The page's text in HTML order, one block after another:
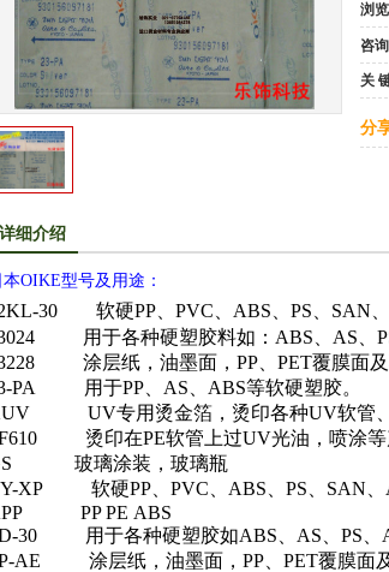
浏
咨
关
分
详细介绍
本OIKE型号及用途：
30
软硬PP、PVC、ABS、PS、SAN
用于各种硬塑胶料如：ABS、AS、
涂层纸，油墨面，PP、PET覆膜面及
PA
用于PP、AS、ABS等软硬塑胶。
UV专用烫金箔，烫印各种UV软管
烫印在PE软管上过UV光油，喷涂
玻璃涂装，玻璃瓶
XP 软硬PP、PVC、ABS、PS、SAN、
PP PE ABS
30
用于各种硬塑胶如ABS、AS、PS、
AE 涂层纸，油墨面，PP、PET覆膜面